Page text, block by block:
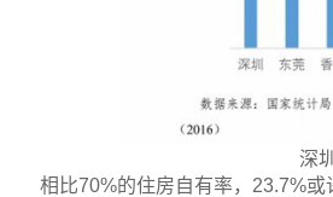
深
相比70%的住房自有率，23.7%